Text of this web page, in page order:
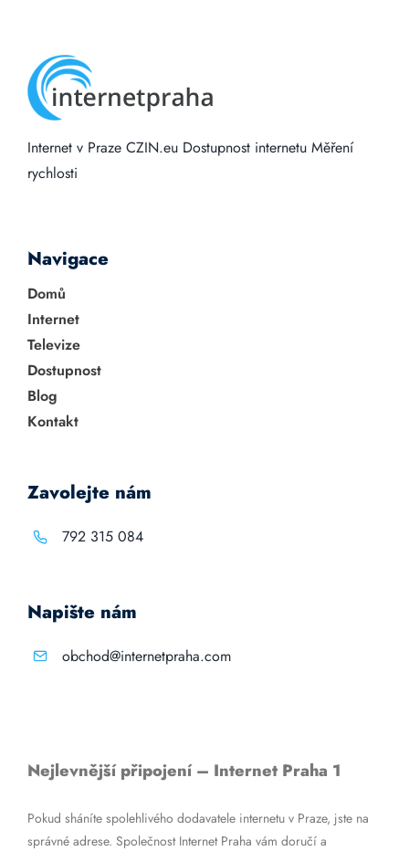
Internet v Praze CZIN.eu Dostupnost internetu Měření
rychlosti
Navigace
Domů
Internet
Televize
Dostupnost
Blog
Kontakt
Zavolejte nám
792 315 084
Napište nám
obchod@internetpraha.com
Nejlevnější připojení – Internet Praha 1
Pokud sháníte spolehlivého dodavatele internetu v Praze, jste na
správné adrese. Společnost Internet Praha vám doručí a